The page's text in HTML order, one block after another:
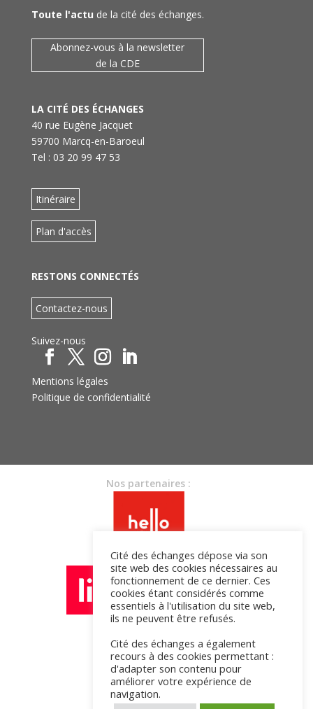
Toute l'actu de la cité des échanges.
Abonnez-vous à la newsletter
de la CDE
LA CITÉ DES ÉCHANGES
40 rue Eugène Jacquet
59700 Marcq-en-Baroeul
Tel : 03 20 99 47 53
Itinéraire
Plan d'accès
RESTONS CONNECTÉS
Contactez-nous
Suivez-nous
Mentions légales
Politique de confidentialité
Nos partenaires :
Cité des échanges dépose via son
site web des cookies nécessaires au
fonctionnement de ce dernier. Ces
cookies étant considérés comme
essentiels à l'utilisation du site web,
ils ne peuvent être refusés.
Cité des échanges a également
recours à des cookies permettant :
d'adapter son contenu pour
améliorer votre expérience de
navigation.